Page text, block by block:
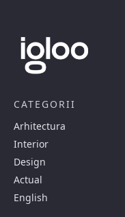
CATEGORII
Arhitectura
Interior
Design
Actual
English